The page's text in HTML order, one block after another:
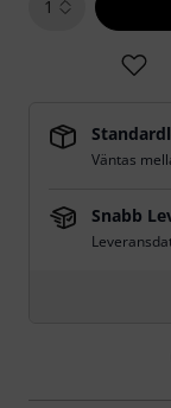
1
Väntas
Snabb